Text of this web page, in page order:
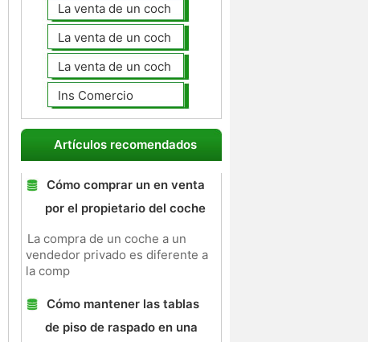
La venta de un coche en línea
La venta de un coche usted mismo
La venta de un coche a un taller de
Ins Comercio
Artículos recomendados
Cómo comprar un en venta
por el propietario del coche
La compra de un coche a un
vendedor privado es diferente a
la comp
Cómo mantener las tablas
de piso de raspado en una